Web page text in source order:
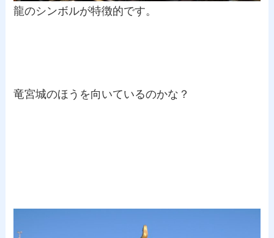
龍のシンボルが特徴的です。
竜宮城のほうを向いているのかな？